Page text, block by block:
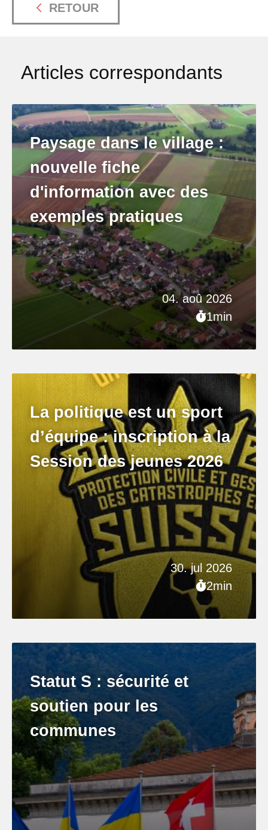
RETOUR
Articles correspondants
04. aoû 2026
1min
Paysage dans le village :
nouvelle fiche
d'information avec des
exemples pratiques
30. jul 2026
2min
La politique est un sport
d’équipe : inscription à la
Session des jeunes 2026
Statut S : sécurité et
soutien pour les
communes